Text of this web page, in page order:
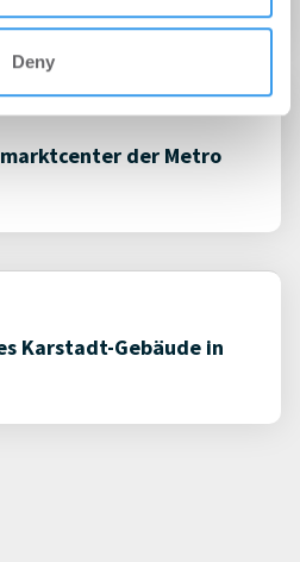
Deny
der Metro
Karstadt-Gebäude in